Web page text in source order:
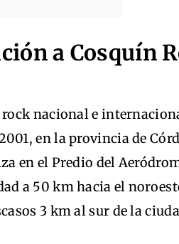
a Cosquín
nacional e
en la provincia de
en el Predio del
a 50 km hacia el
3 km al sur de la